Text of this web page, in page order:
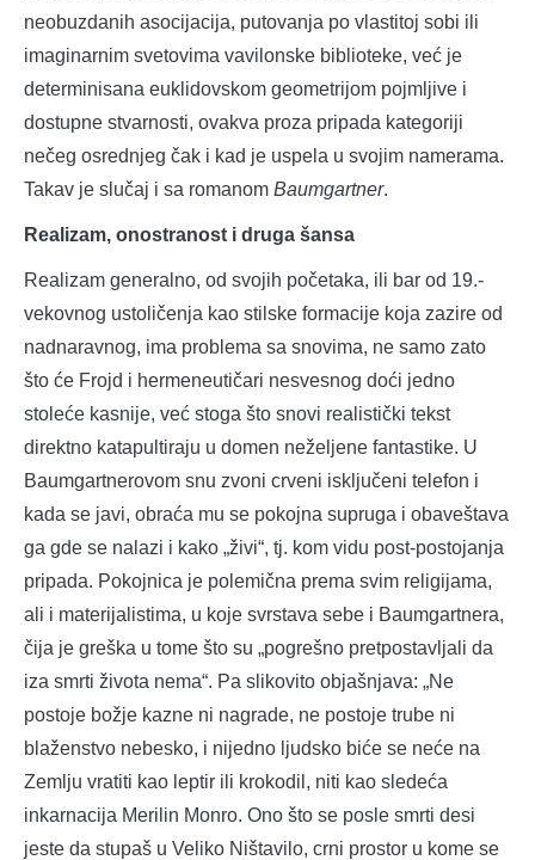
neobuzdanih asocijacija, putovanja po vlastitoj sobi ili
imaginarnim svetovima vavilonske biblioteke, već je
determinisana euklidovskom geometrijom pojmljive i
dostupne stvarnosti, ovakva proza pripada kategoriji
nečeg osrednjeg čak i kad je uspela u svojim namerama.
Takav je slučaj i sa romanom Baumgartner.
Realizam, onostranost i druga šansa
Realizam generalno, od svojih početaka, ili bar od 19.-
vekovnog ustoličenja kao stilske formacije koja zazire od
nadnaravnog, ima problema sa snovima, ne samo zato
što će Frojd i hermeneutičari nesvesnog doći jedno
stoleće kasnije, već stoga što snovi realistički tekst
direktno katapultiraju u domen neželjene fantastike. U
Baumgartnerovom snu zvoni crveni isključeni telefon i
kada se javi, obraća mu se pokojna supruga i obaveštava
ga gde se nalazi i kako „živi“, tj. kom vidu post-postojanja
pripada. Pokojnica je polemična prema svim religijama,
ali i materijalistima, u koje svrstava sebe i Baumgartnera,
čija je greška u tome što su „pogrešno pretpostavljali da
iza smrti života nema“. Pa slikovito objašnjava: „Ne
postoje božje kazne ni nagrade, ne postoje trube ni
blaženstvo nebesko, i nijedno ljudsko biće se neće na
Zemlju vratiti kao leptir ili krokodil, niti kao sledeća
inkarnacija Merilin Monro. Ono što se posle smrti desi
jeste da stupaš u Veliko Ništavilo, crni prostor u kome se